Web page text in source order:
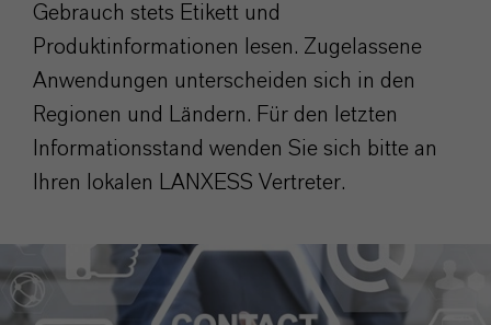
Gebrauch stets Etikett und
Produktinformationen lesen. Zugelassene
Anwendungen unterscheiden sich in den
Regionen und Ländern. Für den letzten
Informationsstand wenden Sie sich bitte an
Ihren lokalen LANXESS Vertreter.